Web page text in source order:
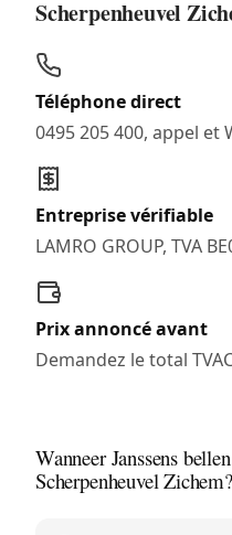
Scherpenheuvel
Téléphone direct
0495 205 400, appel et
Entreprise vérifiable
LAMRO GROUP, TVA
Prix annoncé avant
Demandez le total
Wanneer Janssens
Scherpenheuvel Zichem?